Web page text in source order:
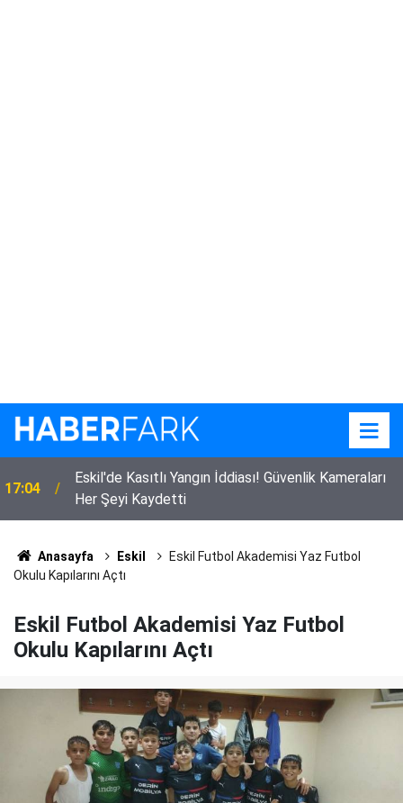
17:04
Eskil'de Kasıtlı Yangın İddiası! Güvenlik Kameraları
Her Şeyi Kaydetti
Anasayfa Eskil
Eskil Futbol Akademisi Yaz Futbol
Okulu Kapılarını Açtı
Eskil Futbol Akademisi Yaz Futbol
Okulu Kapılarını Açtı